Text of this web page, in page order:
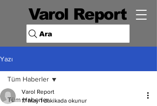
Varol Report
Ara
Yazı
Tüm Haberler
Tüm Haberler
Varol Report
17 May 1 dakikada okunur